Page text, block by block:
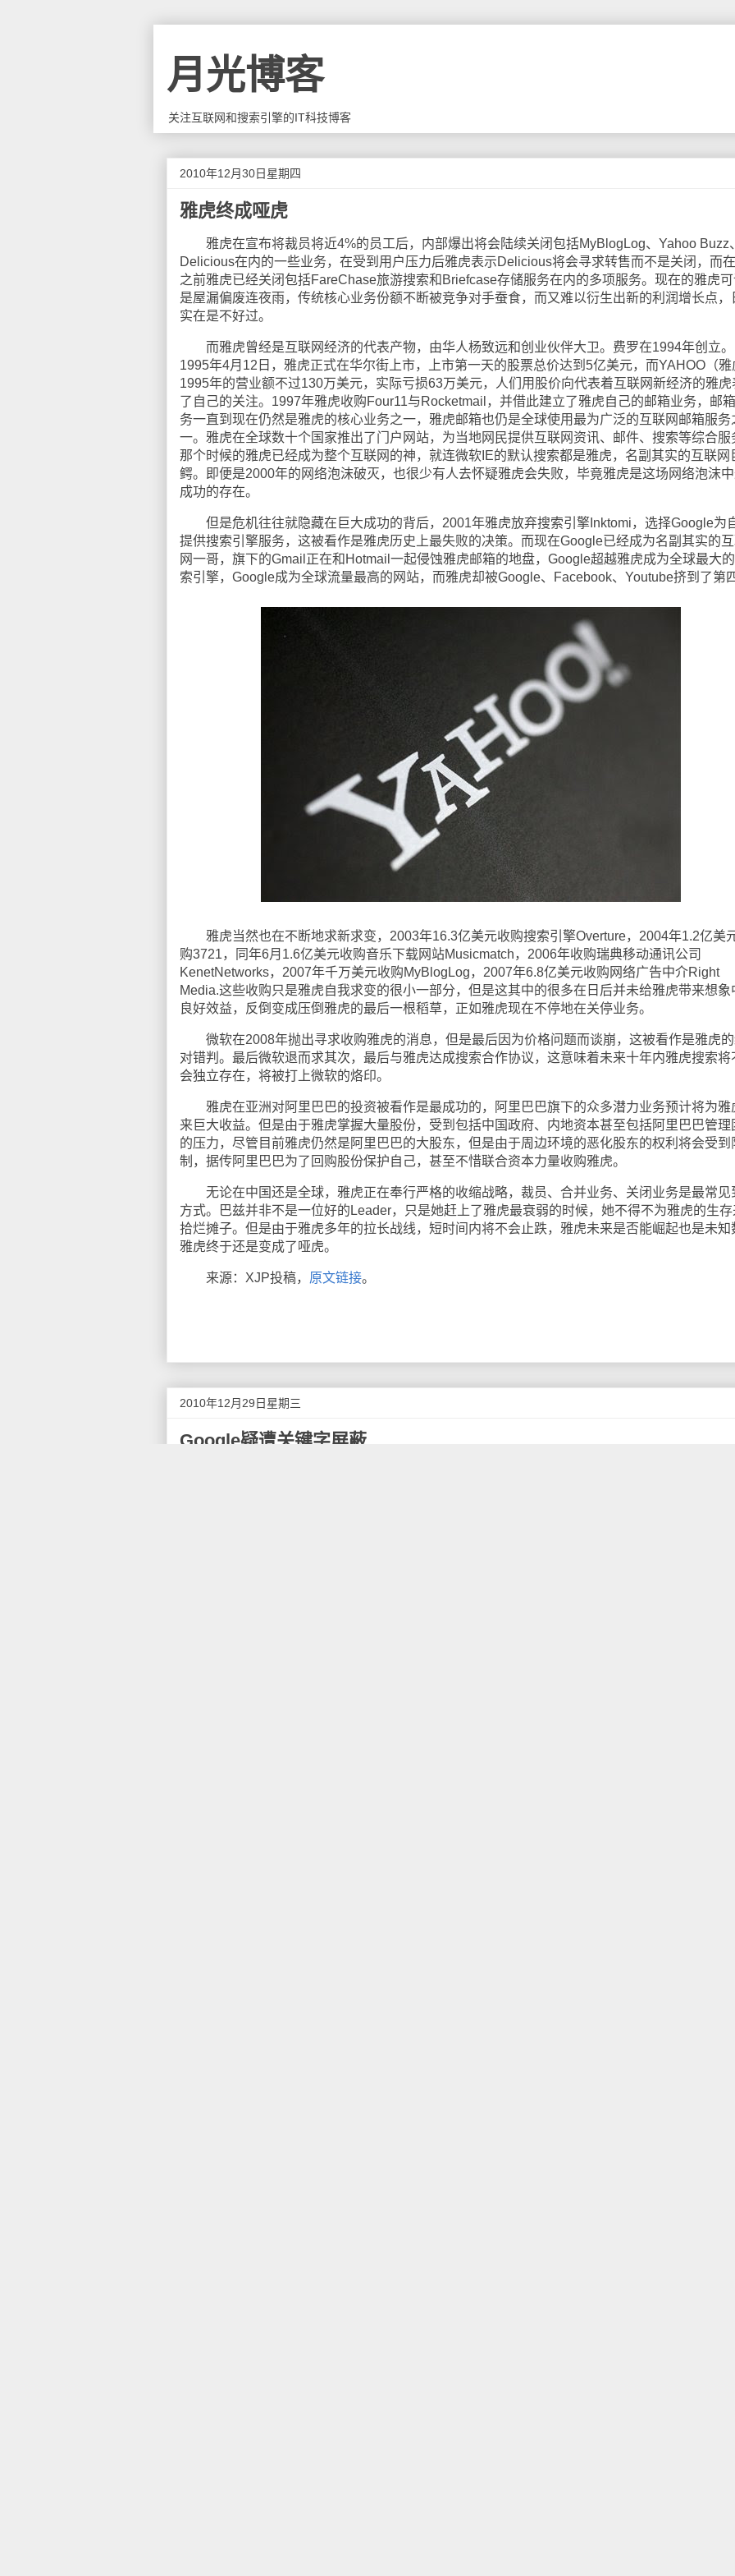
月光博客
关注互联网和搜索引擎的IT科技博客
2010年12月30日星期四
雅虎终成哑虎
雅虎在宣布将裁员将近4%的员工后，内部爆出将会陆续关闭包括MyBlogLog、Yahoo Buzz、
Delicious在内的一些业务，在受到用户压力后雅虎表示Delicious将会寻求转售而不是关闭，而
之前雅虎已经关闭包括FareChase旅游搜索和Briefcase存储服务在内的多项服务。现在的雅虎可
是屋漏偏废连夜雨，传统核心业务份额不断被竞争对手蚕食，而又难以衍生出新的利润增长点，
实在是不好过。
而雅虎曾经是互联网经济的代表产物，由华人杨致远和创业伙伴大卫。费罗在1994年创立。
1995年4月12日，雅虎正式在华尔街上市，上市第一天的股票总价达到5亿美元，而YAHOO（雅
1995年的营业额不过130万美元，实际亏损63万美元，人们用股价向代表着互联网新经济的雅虎
了自己的关注。1997年雅虎收购Four11与Rocketmail，并借此建立了雅虎自己的邮箱业务，邮
务一直到现在仍然是雅虎的核心业务之一，雅虎邮箱也仍是全球使用最为广泛的互联网邮箱服务
一。雅虎在全球数十个国家推出了门户网站，为当地网民提供互联网资讯、邮件、搜索等综合服
那个时候的雅虎已经成为整个互联网的神，就连微软IE的默认搜索都是雅虎，名副其实的互联网
鳄。即便是2000年的网络泡沫破灭，也很少有人去怀疑雅虎会失败，毕竟雅虎是这场网络泡沫
成功的存在。
但是危机往往就隐藏在巨大成功的背后，2001年雅虎放弃搜索引擎Inktomi，选择Google为
提供搜索引擎服务，这被看作是雅虎历史上最失败的决策。而现在Google已经成为名副其实的
网一哥，旗下的Gmail正在和Hotmail一起侵蚀雅虎邮箱的地盘，Google超越雅虎成为全球最大
索引擎，Google成为全球流量最高的网站，而雅虎却被Google、Facebook、Youtube挤到了第四
雅虎当然也在不断地求新求变，2003年16.3亿美元收购搜索引擎Overture，2004年1.2亿美
购3721，同年6月1.6亿美元收购音乐下载网站Musicmatch，2006年收购瑞典移动通讯公司
KenetNetworks，2007年千万美元收购MyBlogLog，2007年6.8亿美元收购网络广告中介Right
Media.这些收购只是雅虎自我求变的很小一部分，但是这其中的很多在日后并未给雅虎带来想象
良好效益，反倒变成压倒雅虎的最后一根稻草，正如雅虎现在不停地在关停业务。
微软在2008年抛出寻求收购雅虎的消息，但是最后因为价格问题而谈崩，这被看作是雅虎
对错判。最后微软退而求其次，最后与雅虎达成搜索合作协议，这意味着未来十年内雅虎搜索将
会独立存在，将被打上微软的烙印。
雅虎在亚洲对阿里巴巴的投资被看作是最成功的，阿里巴巴旗下的众多潜力业务预计将为雅
来巨大收益。但是由于雅虎掌握大量股份，受到包括中国政府、内地资本甚至包括阿里巴巴管理
的压力，尽管目前雅虎仍然是阿里巴巴的大股东，但是由于周边环境的恶化股东的权利将会受到
制，据传阿里巴巴为了回购股份保护自己，甚至不惜联合资本力量收购雅虎。
无论在中国还是全球，雅虎正在奉行严格的收缩战略，裁员、合并业务、关闭业务是最常见
方式。巴兹并非不是一位好的Leader，只是她赶上了雅虎最衰弱的时候，她不得不为雅虎的生
拾烂摊子。但是由于雅虎多年的拉长战线，短时间内将不会止跌，雅虎未来是否能崛起也是未知
雅虎终于还是变成了哑虎。
来源：XJP投稿， 原文链接。
2010年12月29日星期三
Google疑遭关键字屏蔽